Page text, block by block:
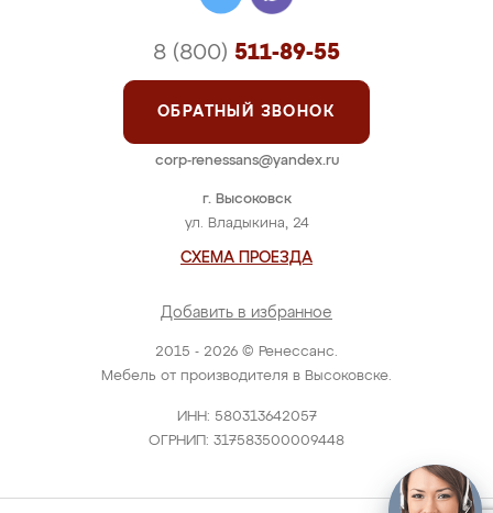
2015 - 2026 © Ренессанс.
Мебель от производителя в Высоковске.
ИНН: 580313642057
ОГРНИП: 317583500009448
г. Высоковск
ул. Владыкина, 24
СХЕМА ПРОЕЗДА
Добавить в избранное
8 (800) 511-89-55
ОБРАТНЫЙ ЗВОНОК
corp-renessans@yandex.ru